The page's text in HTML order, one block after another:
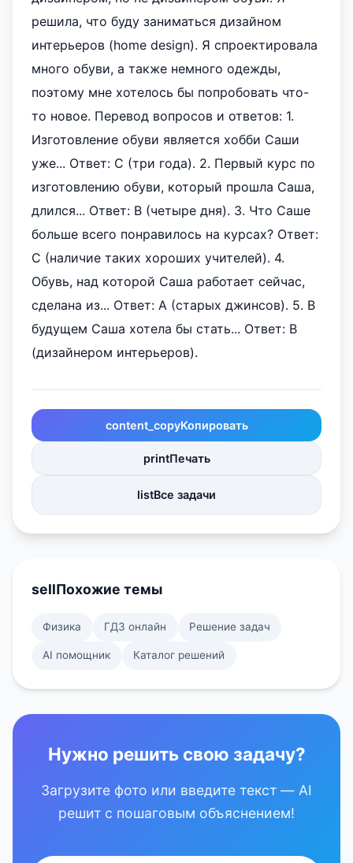
решила, что буду заниматься дизайном
интерьеров (home design). Я спроектировала
много обуви, а также немного одежды,
поэтому мне хотелось бы попробовать что-
то новое. Перевод вопросов и ответов: 1.
Изготовление обуви является хобби Саши
уже... Ответ: C (три года). 2. Первый курс по
изготовлению обуви, который прошла Саша,
длился... Ответ: B (четыре дня). 3. Что Саше
больше всего понравилось на курсах? Ответ:
C (наличие таких хороших учителей). 4.
Обувь, над которой Саша работает сейчас,
сделана из... Ответ: A (старых джинсов). 5. В
будущем Саша хотела бы стать... Ответ: B
(дизайнером интерьеров).
content_copyКопировать
printПечать
listВсе задачи
sellПохожие темы
Физика ГДЗ онлайн Решение задач
AI помощник Каталог решений
Нужно решить свою задачу?
Загрузите фото или введите текст — AI
решит с пошаговым объяснением!